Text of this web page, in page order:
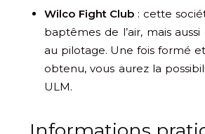
Wilco Fight Club : cette
baptêmes de l’air, mais
au pilotage. Une fois formé
obtenu, vous aurez la
ULM.